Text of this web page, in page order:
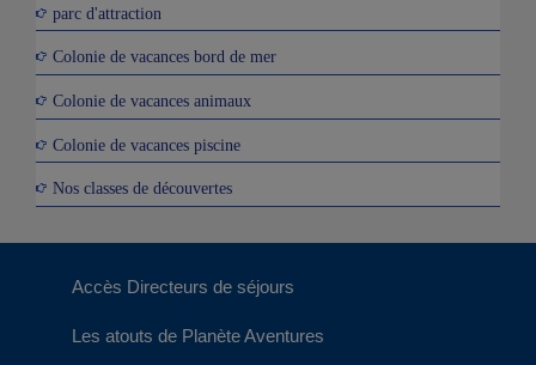
parc d'attraction
Colonie de vacances bord de mer
Colonie de vacances animaux
Colonie de vacances piscine
Nos classes de découvertes
Accès Directeurs de séjours
Les atouts de Planète Aventures